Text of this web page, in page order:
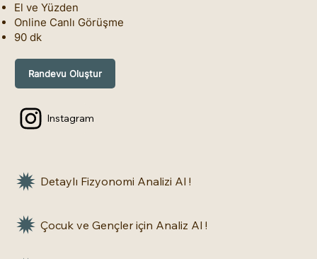
El ve Yüzden
Online Canlı Görüşme
90 dk
Randevu Oluştur
Instagram
Detaylı Fizyonomi Analizi Al !
Çocuk ve Gençler için Analiz Al !